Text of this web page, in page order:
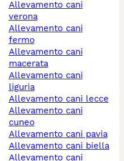
allevamento cani
verona
allevamento cani
fermo
allevamento cani
macerata
allevamento cani
liguria
allevamento cani lecce
allevamento cani
cuneo
allevamento cani pavia
allevamento cani biella
allevamento cani